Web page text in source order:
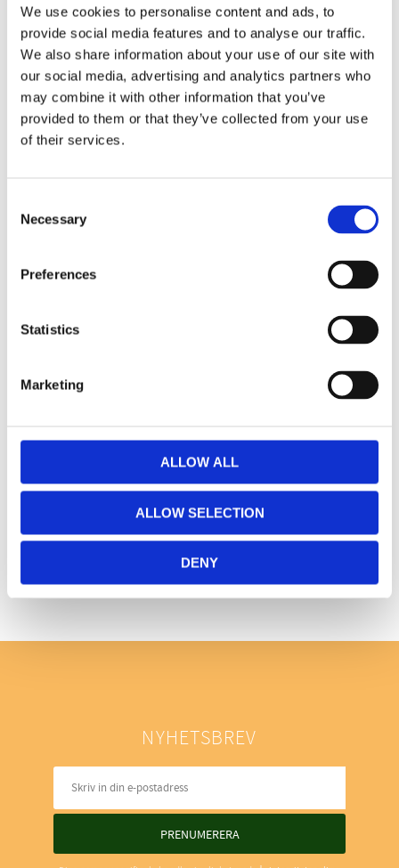
We use cookies to personalise content and ads, to
provide social media features and to analyse our traffic.
We also share information about your use of our site with
our social media, advertising and analytics partners who
may combine it with other information that you’ve
provided to them or that they’ve collected from your use
of their services.
Selection
Necessary
Preferences
Statistics
Marketing
ALLOW ALL
ALLOW SELECTION
DENY
stärker immunförsvaret.
I samarbete med ett av Europas ledande GMP-certifierade
örtföretag/fabrik i Litauen, som startade redan 1883, och
tillsammans med Örtagubbens historia från 1930 finns
grunden för gedigen örtkunskap. Med historiska och
beprövade recept på örtkombinationer har vi tagit fram en
Omdömen
NYHETSBREV
PRENUMERERA